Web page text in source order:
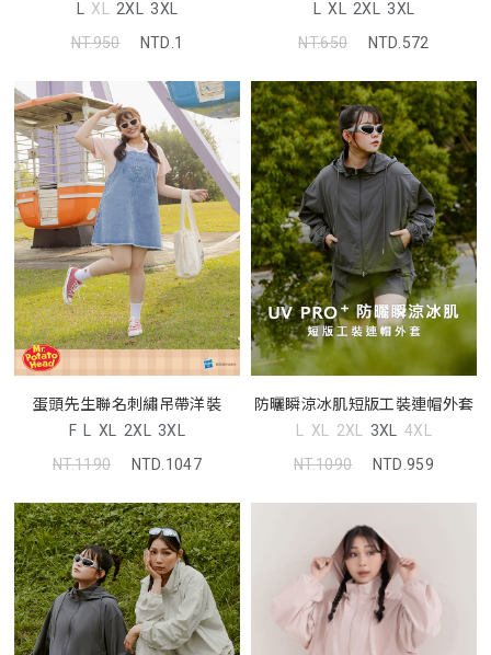
L XL 2XL 3XL
NT.950
NTD.1
L XL 2XL 3XL
NT.650
NTD.572
蛋頭先生聯名刺繡吊帶洋裝
F L XL 2XL 3XL
NT.1190
NTD.1047
防曬瞬涼冰肌短版工裝連帽外套
L XL 2XL 3XL 4XL
NT.1090
NTD.959